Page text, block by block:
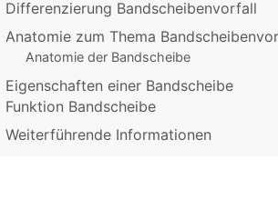
Differenzierung Bandscheibenvorfall
Anatomie zum Thema
Anatomie der Bandscheibe
Eigenschaften einer Bandscheibe
Funktion Bandscheibe
Weiterführende Informationen